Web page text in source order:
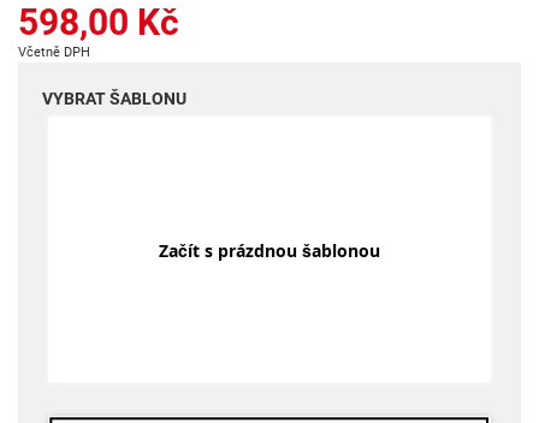
začátek
galerie
obrázky
598,00 Kč
Včetně DPH
VYBRAT ŠABLONU
Začít s prázdnou šablonou